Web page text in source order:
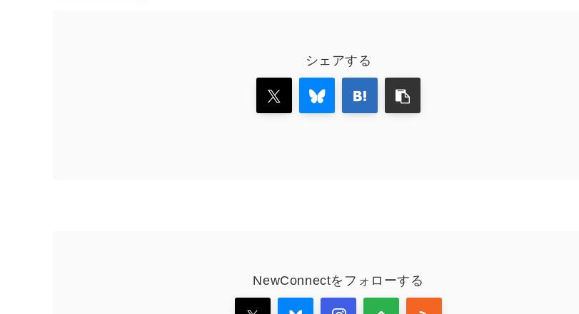
シェアする
NewConnectをフォローする